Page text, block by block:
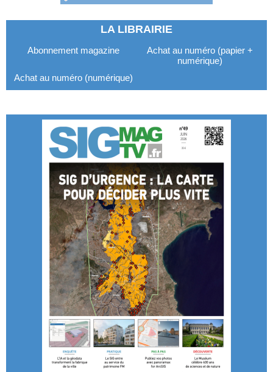
LA LIBRAIRIE
Abonnement magazine
Achat au numéro (papier +
numérique)
Achat au numéro (numérique)